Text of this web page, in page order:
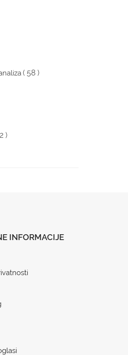
( 58 )
)
INFORMACIJE